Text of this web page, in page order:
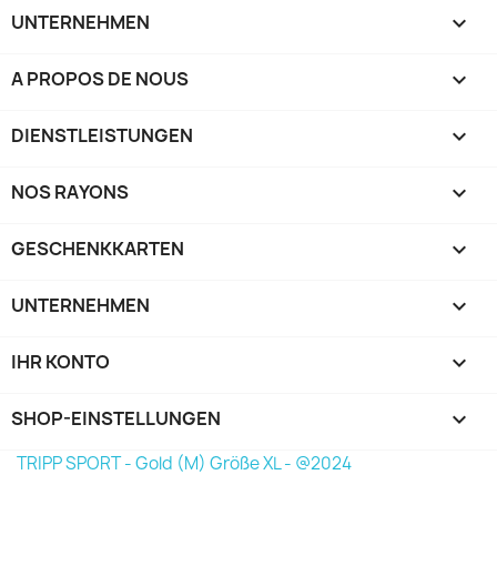
UNTERNEHMEN 
A PROPOS DE NOUS 
DIENSTLEISTUNGEN 
NOS RAYONS 
GESCHENKKARTEN 
UNTERNEHMEN 
IHR KONTO 
SHOP-EINSTELLUNGEN keyboard_arrow_down
TRIPP SPORT - Gold (M) Größe XL - @2024